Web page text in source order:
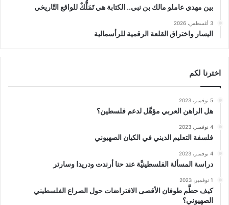
بين مهدي عاملو مالك بن نبي.. الكتابة هي تَمَلُّكٌ للواقع التّاريخي
3 أغسطس، 2026
اليسار واختراق القلعة الرقمية للرأسمالية
اخترنا لكم
5 نوفمبر، 2023
هل الراهن العربي مؤهَّل لدعم فلسطين؟
4 نوفمبر، 2023
فلسفة التعليم الديني في الكيان الصهيوني
4 نوفمبر، 2023
دراسة المسألة الفلسطينيَّة عند حنا أرندت ودريدا وسارتر
1 نوفمبر، 2023
كيف حطَّم طوفان الأقصى الافتراضات حول الصراع الفلسطيني
الصهيوني؟